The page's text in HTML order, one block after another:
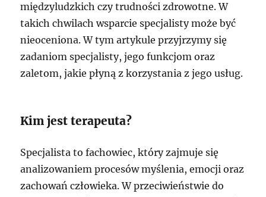
międzyludzkich czy trudności zdrowotne. W
takich chwilach wsparcie specjalisty może być
nieoceniona. W tym artykule przyjrzymy się
zadaniom specjalisty, jego funkcjom oraz
zaletom, jakie płyną z korzystania z jego usług.
Kim jest terapeuta?
Specjalista to fachowiec, który zajmuje się
analizowaniem procesów myślenia, emocji oraz
zachowań człowieka. W przeciwieństwie do